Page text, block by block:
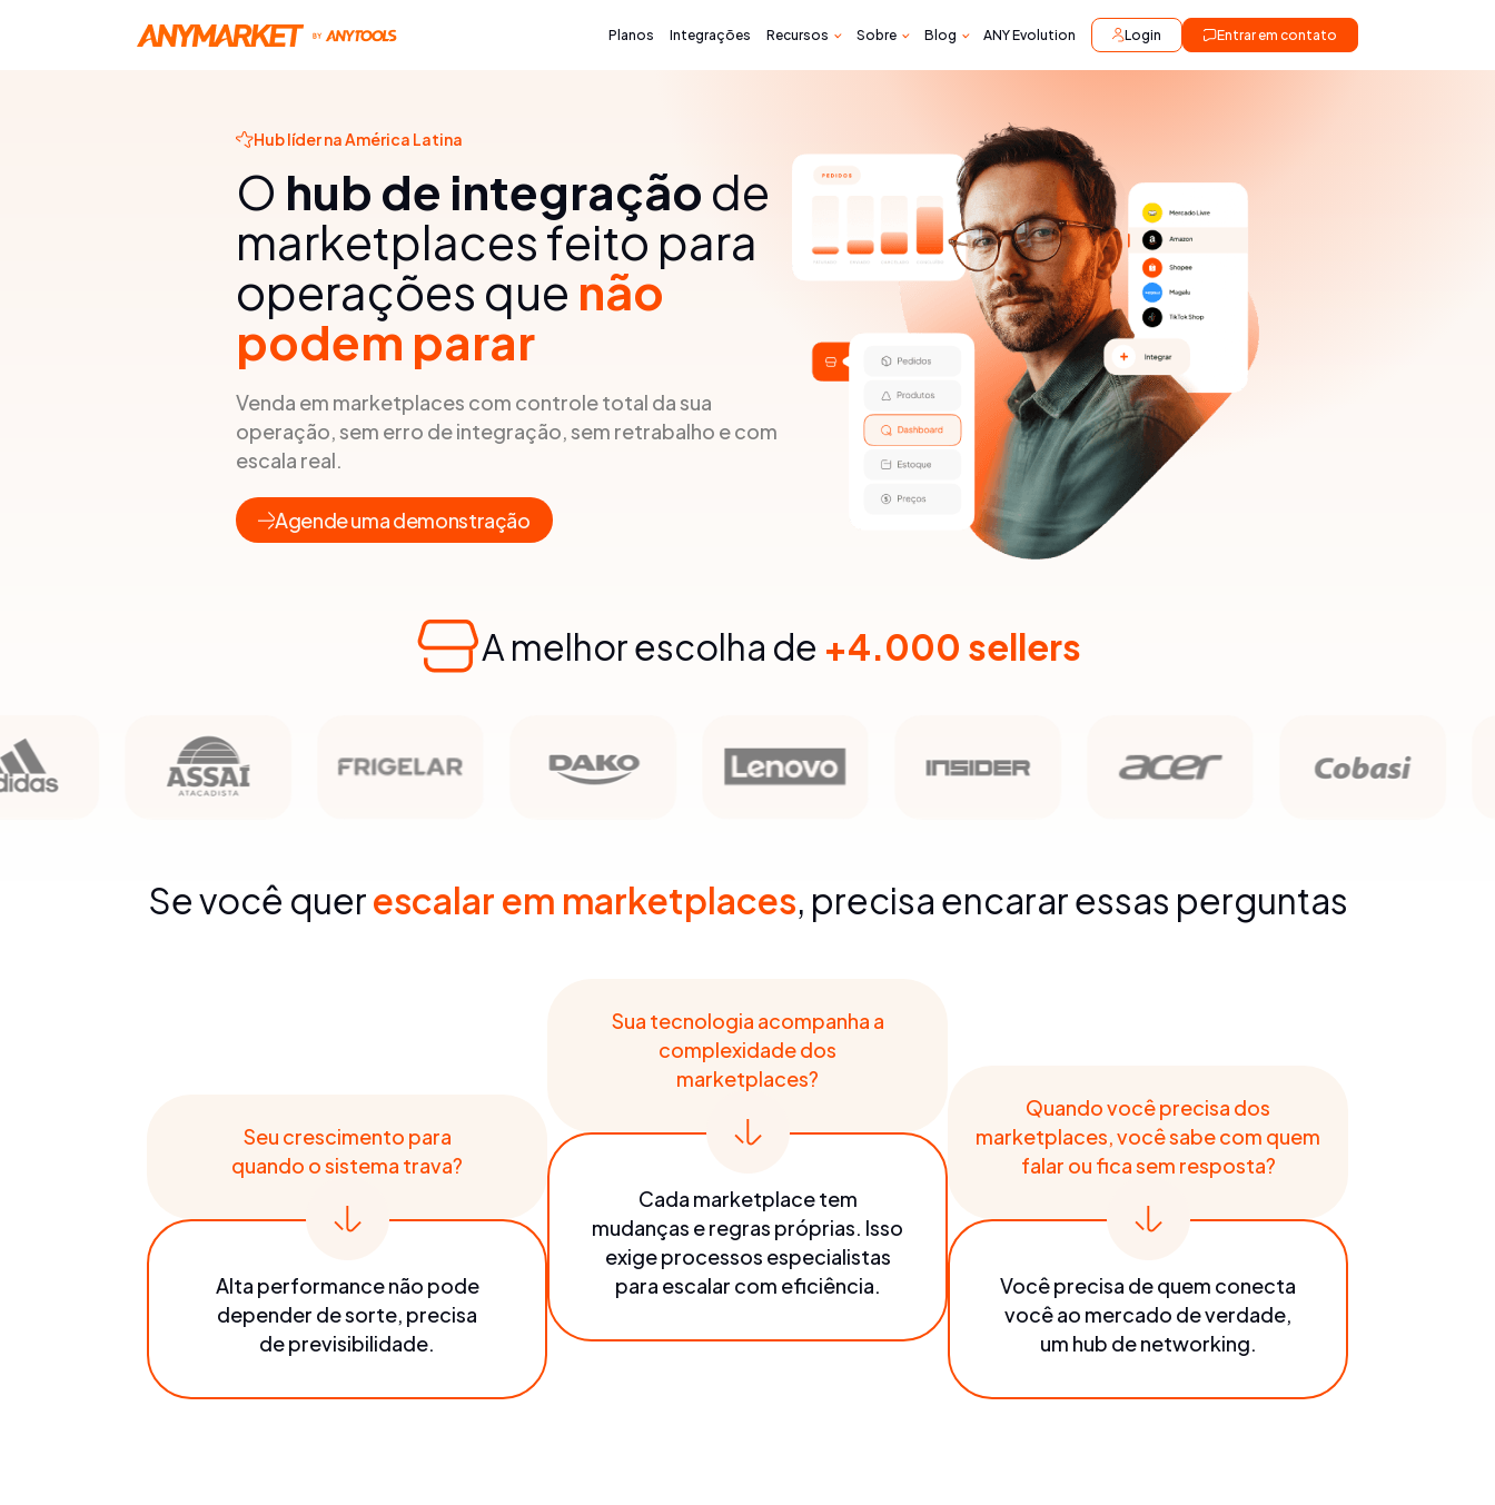
Planos Integrações Recursos Sobre Blog ANY Evolution Login Entrar em contato
Hub líder na América Latina
O hub de integração de
marketplaces feito para
operações que não
podem parar
Venda em marketplaces com controle total da sua
operação, sem erro de integração, sem retrabalho e com
escala real.
Agende uma demonstração
A melhor escolha de +4.000 sellers
Se você querescalar em marketplaces, precisa encarar essas perguntas
Seu crescimento para
quando o sistema trava?
Alta performance não pode
depender de sorte, precisa
de previsibilidade.
Sua tecnologia acompanha a
complexidade dos
marketplaces?
Cada marketplace tem
mudanças e regras próprias. Isso
exige processos especialistas
para escalar com eficiência.
Quando você precisa dos
marketplaces, você sabe com quem
falar ou fica sem resposta?
Você precisa de quem conecta
você ao mercado de verdade,
um hub de networking.